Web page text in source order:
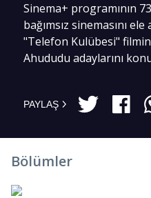
Sinema+ programının
bağımsız sinemasını
"Telefon Kulübesi"
Ahududu adaylarını
PAYLAŞ
Bölümler